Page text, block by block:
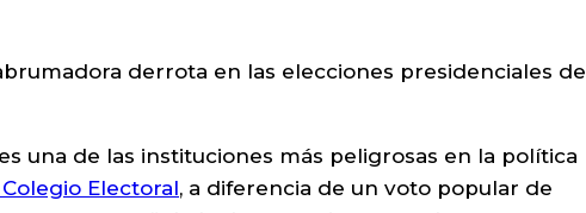
derrota en las elecciones presidenciales de
una de las instituciones más peligrosas en la política
Electoral, a diferencia de un voto popular de